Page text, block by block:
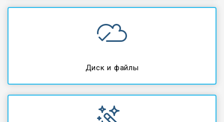
Диск и файлы